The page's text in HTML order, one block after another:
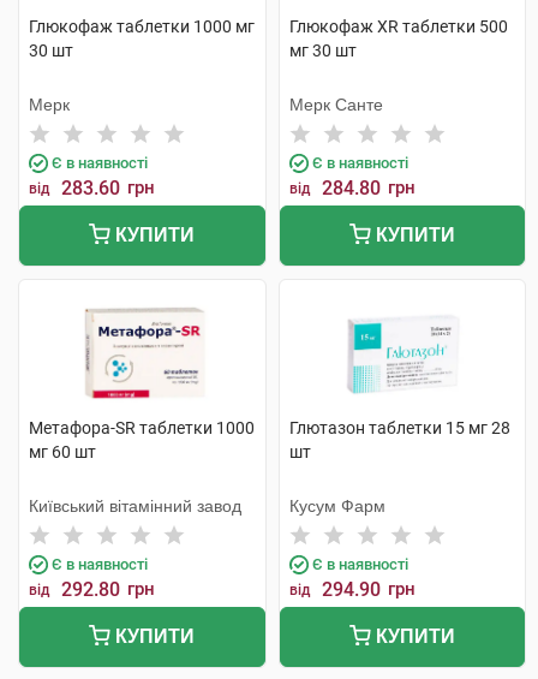
Глюкофаж таблетки 1000 мг
30 шт
Мерк
Є в наявності
від 283.60 грн
КУПИТИ
Глюкофаж XR таблетки 500
мг 30 шт
Мерк Санте
Є в наявності
від 284.80 грн
КУПИТИ
Метафора-SR таблетки 1000
мг 60 шт
Київський вітамінний завод
Є в наявності
від 292.80 грн
КУПИТИ
Глютазон таблетки 15 мг 28
шт
Кусум Фарм
Є в наявності
від 294.90 грн
КУПИТИ